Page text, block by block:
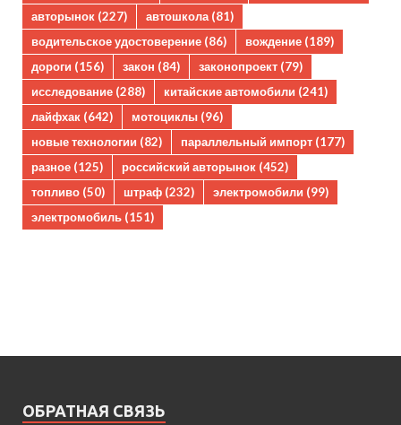
авторынок (227) автошкола(81)
водительское удостоверение (86) вождение (189)
дороги (156) закон (84) законопроект (79)
исследование (288) китайские автомобили (241)
лайфхак (642) мотоциклы (96)
новые технологии (82) параллельный импорт (177)
разное (125) российский авторынок (452)
топливо (50) штраф (232) электромобили (99)
электромобиль (151)
ОБРАТНАЯ СВЯЗЬ